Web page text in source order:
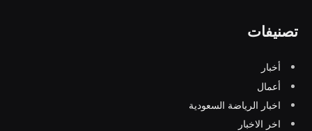
تصنيفات
أخبار
أعمال
اخبار الرياضة السعودية
اخر الاخبار